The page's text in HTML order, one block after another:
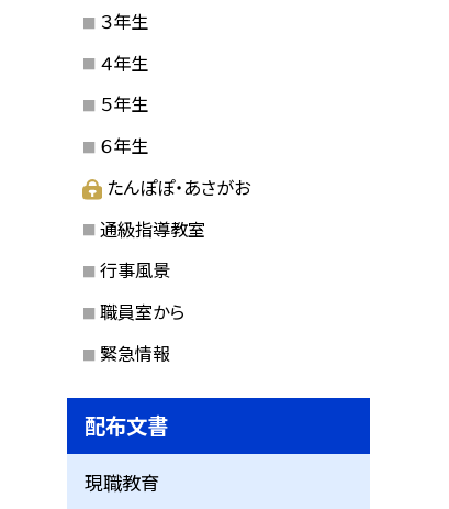
３年生
４年生
５年生
６年生
たんぽぽ・あさがお
通級指導教室
行事風景
職員室から
緊急情報
配布文書
現職教育